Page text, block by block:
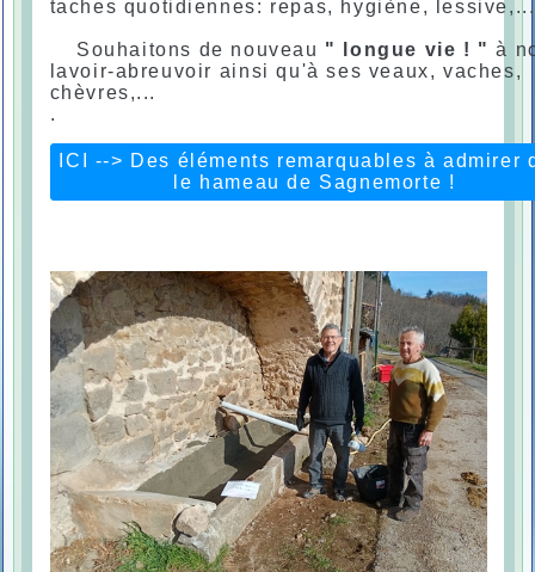
taches quotidiennes: repas, hygiène, lessive,...
Souhaitons de nouveau " longue vie ! " à
lavoir-abreuvoir ainsi qu'à ses veaux, vaches,
chèvres,...
.
ICI --> Des éléments remarquables à admirer
le hameau de Sagnemorte !